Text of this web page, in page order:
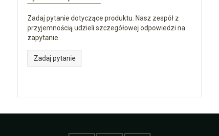
Zadaj pytanie dotyczące produktu. Nasz zespół z
przyjemnością udzieli szczegółowej odpowiedzi na
zapytanie.
Zadaj pytanie